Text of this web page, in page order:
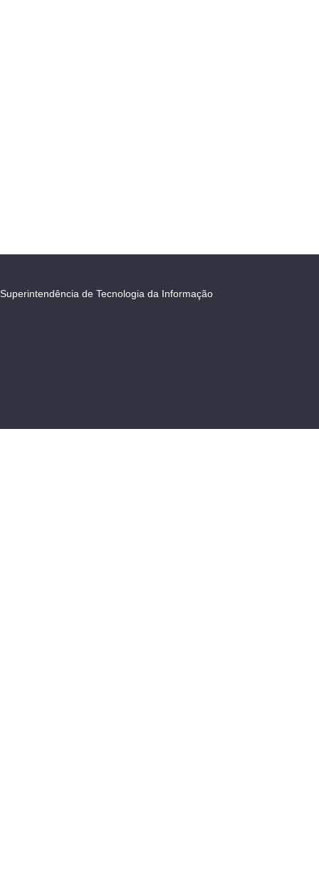
Superintendência de Tecnologia da Informação